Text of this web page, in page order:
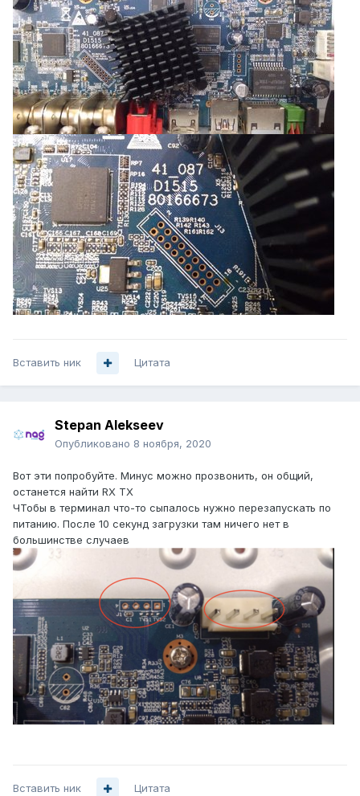
Вставить ник Цитата
Stepan Alekseev
Опубликовано 8 ноября, 2020
Вот эти попробуйте. Минус можно прозвонить, он общий,
останется найти RX TX
ЧТобы в терминал что-то сыпалось нужно перезапускать по
питанию. После 10 секунд загрузки там ничего нет в
большинстве случаев
Вставить ник Цитата